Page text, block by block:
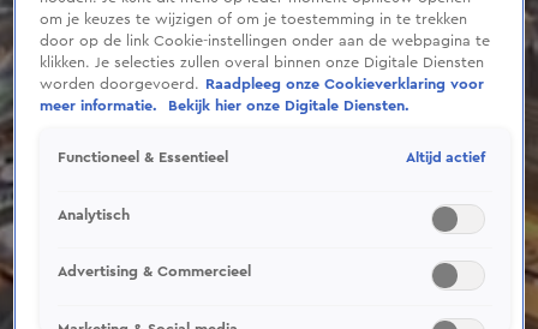
om je keuzes te wijzigen of om je toestemming in te trekken
door op de link Cookie-instellingen onder aan de webpagina te
klikken. Je selecties zullen overal binnen onze Digitale Diensten
worden doorgevoerd.
Raadpleeg onze Cookieverklaring voor
meer informatie.
Bekijk hier onze Digitale Diensten.
Functioneel & Essentieel Altijd actief
Analytisch
Advertising & Commercieel